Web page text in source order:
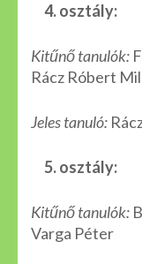
4. osztály:
Kitűnő tanulók:
Rácz Róbert
Jeles tanuló:
5. osztály:
Kitűnő tanulók:
Varga Péter